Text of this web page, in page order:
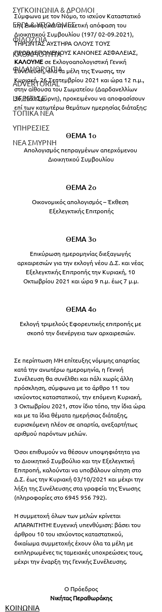
ΣΥΓΚΟΙΝΩΝΙΑ & ΔΡΟΜΟΙ
ΕΡΓΑ & ΥΠΟΔΟΜΕΣ
ΦΙΛΟΖΩΙΑ
ΚΑΘΑΡΙΟΤΗΤΑ
ΦΙΛΑΝΘΡΩΠΙΑ
ADVERTORIAL
LIFESTYLE
ΤΟΠΙΚΑ ΝΕΑ
ΥΠΗΡΕΣΙΕΣ
ΝΕΑ ΣΜΥΡΝΗ
Σύμφωνα με τον Νόμο, το ισχύον Καταστατικό
της Ένωσης και την σχετική απόφαση του
Διοικητικού Συμβουλίου (197/ 02-09.2021),
ΤΗΡΩΝΤΑΣ ΑΥΣΤΗΡΑ ΟΛΟΥΣ ΤΟΥΣ
ΠΡΟΒΛΕΠΟΜΕΝΟΥΣ ΚΑΝΟΝΕΣ ΑΣΦΑΛΕΙΑΣ,
ΚΑΛΟΥΜΕ σε Εκλογοαπολογιστική Γενική
Συνέλευση, όλα τα μέλη της Ένωσης, την
Κυριακή, 26 Σεπτεμβρίου 2021 και ώρα 12 π.μ.,
στην αίθουσα του Σωματείου (Δαρδανελλίων
36, Νέα Σμύρνη), προκειμένου να αποφασίσουν
επί των κατωτέρω θεμάτων ημερησίας διάταξης:
ΘΕΜΑ 1ο
Απολογισμός πεπραγμένων απερχόμενου
Διοικητικού Συμβουλίου
ΘΕΜΑ 2ο
Οικονομικός απολογισμός – Έκθεση
Εξελεγκτικής Επιτροπής
ΘΕΜΑ 3ο
Επικύρωση ημερομηνίας διεξαγωγής
αρχαιρεσιών για την εκλογή νέου Δ.Σ. και νέας
Εξελεγκτικής Επιτροπής την Κυριακή, 10
Οκτωβρίου 2021 και ώρα 9 π.μ. έως 7 μ.μ.
ΘΕΜΑ 4ο
Εκλογή τριμελούς Εφορευτικής επιτροπής με
σκοπό την διενέργεια των αρχαιρεσιών.
Σε περίπτωση ΜΗ επίτευξης νόμιμης απαρτίας
κατά την ανωτέρω ημερομηνία, η Γενική
Συνέλευση θα συνέλθει και πάλι χωρίς άλλη
πρόσκληση, σύμφωνα με το άρθρο 11 του
ισχύοντος καταστατικού, την επόμενη Κυριακή,
3 Οκτωβρίου 2021, στον ίδιο τόπο, την ίδια ώρα
και με τα ίδια θέματα ημερήσιας διάταξης,
ευρισκόμενη πλέον σε απαρτία, ανεξαρτήτως
αριθμού παρόντων μελών.
Όσοι επιθυμούν να θέσουν υποψηφιότητα για
το Διοικητικό Συμβούλιο και την Εξελεγκτική
Επιτροπή, καλούνται να υποβάλουν αίτηση στο
Δ.Σ. έως την Κυριακή 03/10/2021 και μέχρι την
λήξη της Συνέλευσης στα γραφεία της Ένωσης
(πληροφορίες στο 6945 956 792).
Η συμμετοχή όλων των μελών κρίνεται
ΑΠΑΡΑΙΤΗΤΗ! Ευγενική υπενθύμιση: βάσει του
άρθρου 10 του ισχύοντος καταστατικού,
δικαίωμα συμμετοχής έχουν όλα τα μέλη με
εκπληρωμένες τις ταμειακές υποχρεώσεις τους,
μέχρι την έναρξη της Γενικής Συνέλευσης.
Ο Πρόεδρος
Νικήτας Περαθωράκης
ΚΟΙΝΩΝΙΑ